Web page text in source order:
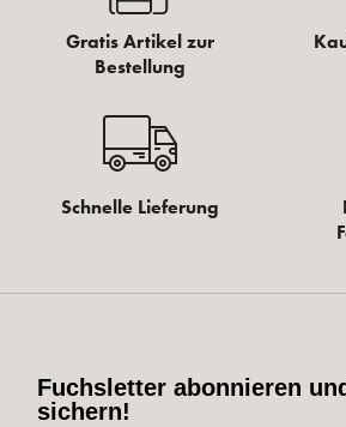
Gratis Artikel zur
Bestellung
Schnelle Lieferung
Fuchsletter abonnieren
sichern!